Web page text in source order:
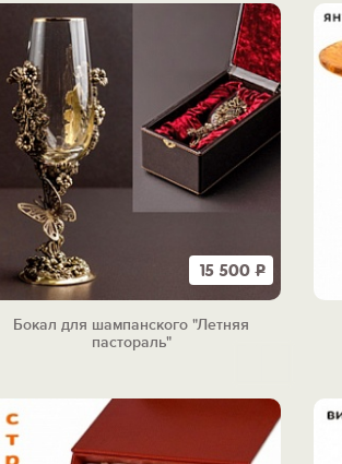
15 500Р
Бокал для шампанского "Летняя
пастораль"